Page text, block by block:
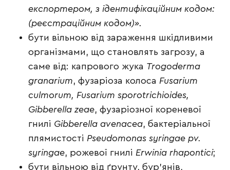
експортером, з ідентифікаційним кодом:
(реєстраційним кодом)».
бути вільною від зараження шкідливими
організмами, що становлять загрозу, а
саме від: капрового жука Trogoderma
granarium, фузаріоза колоса Fusarium
culmorum, Fusarium sporotrichioides,
Gibberella zeae, фузаріозної кореневої
гнилі Gibberella avenacea, бактеріальної
плямистості Pseudomonas syringae pv.
syringae, рожевої гнилі Erwinia rhapontici;
бути вільною від ґрунту, бур’янів,